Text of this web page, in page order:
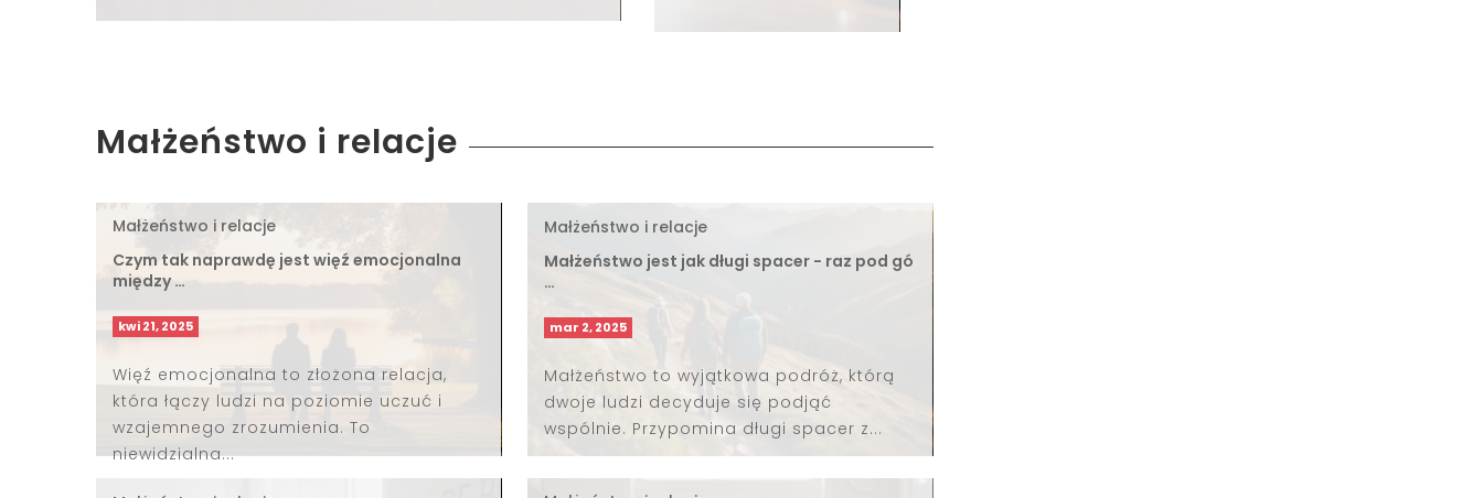
Małżeństwo i relacje
Małżeństwo i relacje
Czym tak naprawdę jest więź emocjonalna
między …
kwi 21, 2025
Więź emocjonalna to złożona relacja,
która łączy ludzi na poziomie uczuć i
wzajemnego zrozumienia. To
niewidzialna...
Małżeństwo i relacje
Małżeństwo jest jak długi spacer - raz pod gó
…
mar 2, 2025
Małżeństwo to wyjątkowa podróż, którą
dwoje ludzi decyduje się podjąć
wspólnie. Przypomina długi spacer z...